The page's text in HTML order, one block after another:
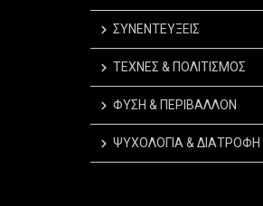
ΣΥΝΕΝΤΕΥΞΕΙΣ
ΤΕΧΝΕΣ & ΠΟΛΙΤΙΣΜΟΣ
ΦΥΣΗ & ΠΕΡΙΒΑΛΛΟΝ
ΨΥΧΟΛΟΓΙΑ & ΔΙΑΤΡΟΦΗ